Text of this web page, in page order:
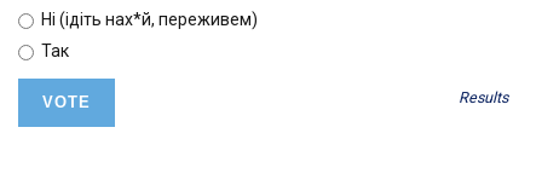
Ні (ідіть нах*й, переживем)
Так
Results